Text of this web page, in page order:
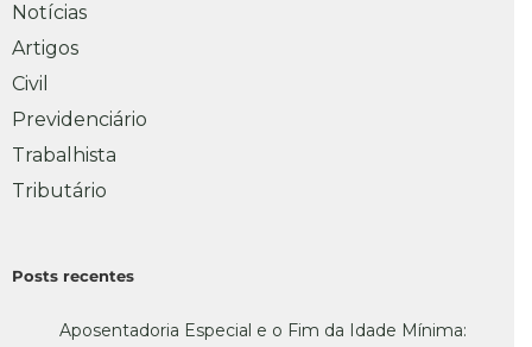
Notícias
Artigos
Civil
Previdenciário
Trabalhista
Tributário
Posts recentes
Aposentadoria Especial e o Fim da Idade Mínima: